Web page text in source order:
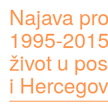
Najava
1995-
život u
i